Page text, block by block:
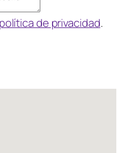
política de privacidad.